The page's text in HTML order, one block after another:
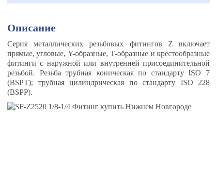
Описание
Серия металлических резьбовых фитингов Z включает
прямые, угловые, Y-образные, Т-образные и крестообразные
фитинги с наружной или внутренней присоединительной
резьбой. Резьба трубная коническая по стандарту ISO 7
(BSPT); трубная цилиндрическая по стандарту ISO 228
(BSPP).